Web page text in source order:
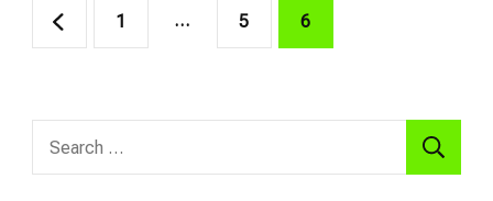
PostsPage
1 … Page
5 Page
6
Search